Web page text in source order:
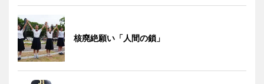
核廃絶願い「人間の鎖」